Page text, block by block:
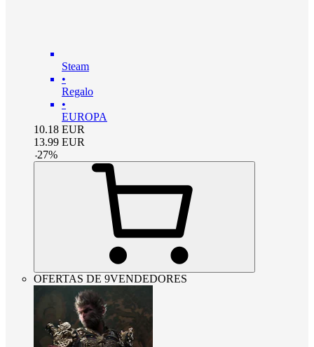
Steam
•
Regalo
•
EUROPA
10.18 EUR
13.99 EUR
-27%
OFERTAS DE 9VENDEDORES